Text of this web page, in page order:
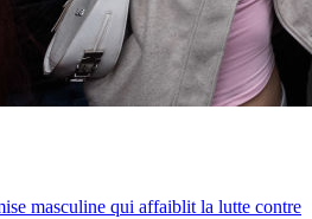
masculine qui affaiblit la lutte contre